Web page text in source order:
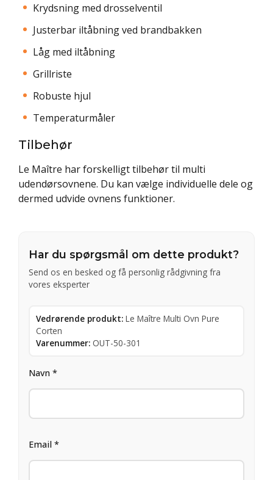
Krydsning med drosselventil
Justerbar iltåbning ved brandbakken
Låg med iltåbning
Grillriste
Robuste hjul
Temperaturmåler
Tilbehør
Le Maître har forskelligt tilbehør til multi
udendørsovnene. Du kan vælge individuelle dele og
dermed udvide ovnens funktioner.
Har du spørgsmål om dette produkt?
Send os en besked og få personlig rådgivning fra
vores eksperter
Vedrørende produkt: Le Maître Multi Ovn Pure
Corten
Varenummer: OUT-50-301
Navn *
Email *